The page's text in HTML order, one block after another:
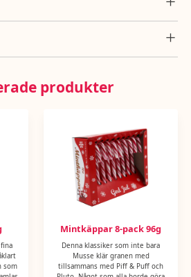
kakaomassa, VASSLEPULVER
lecitiner; vaniljextrakt. Kan innehålla spår av
2284kj/547kcal, totalt fett 32g, mättat fett
produkter
som
Mintkäppar 8-pack 96g
Denna klassiker som inte bara
Musse klär granen med
tillsammans med Piff & Puff och